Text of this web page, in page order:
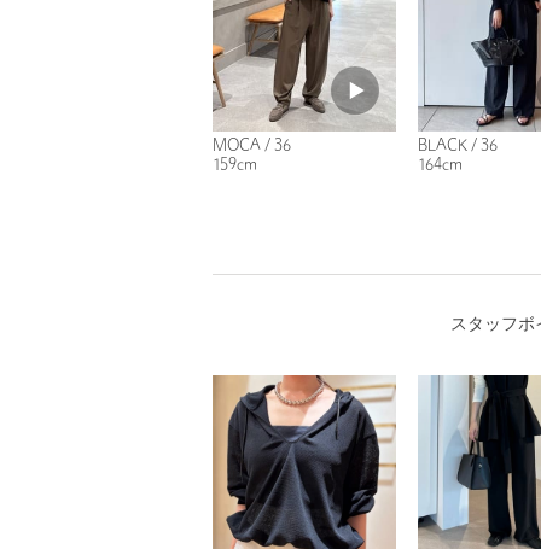
MOCA / 36
159cm
BLACK / 36
164cm
スタッフボ